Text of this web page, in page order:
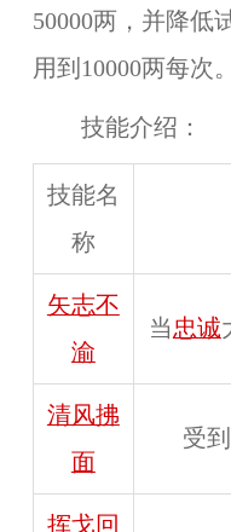
50000两，并降低
用到10000两每次。
技能介绍：
技能名
称
矢志不
渝
当忠诚
清风拂
面
受
挥戈回